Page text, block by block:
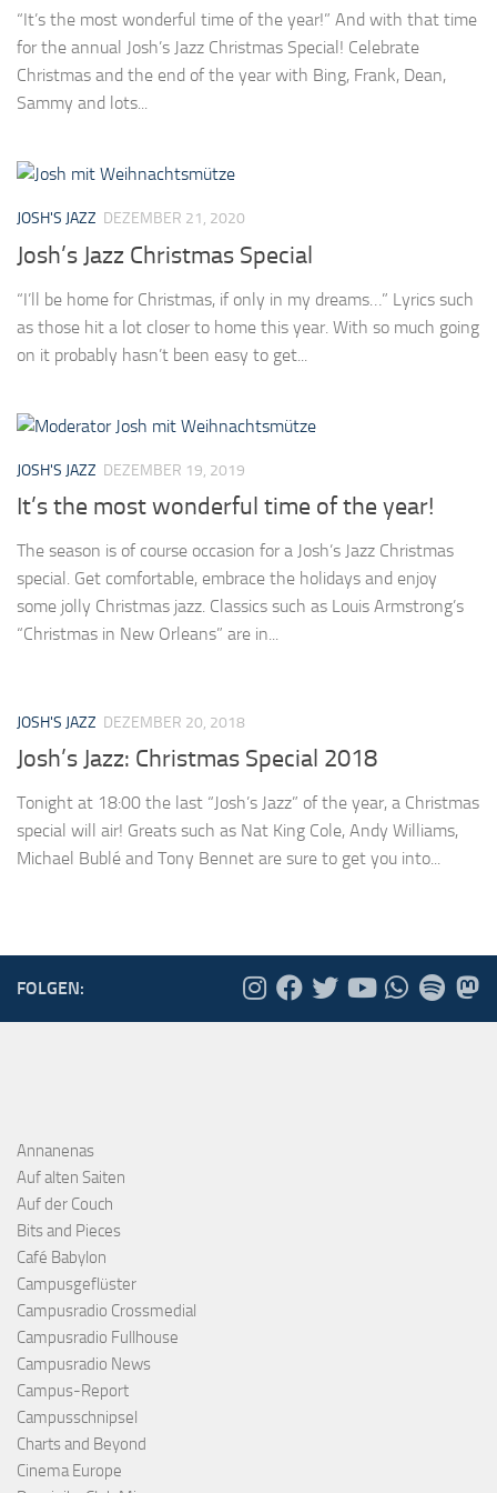
“It’s the most wonderful time of the year!” And with that time
for the annual Josh’s Jazz Christmas Special! Celebrate
Christmas and the end of the year with Bing, Frank, Dean,
Sammy and lots...
JOSH'S JAZZ DEZEMBER 21, 2020
Josh’s Jazz Christmas Special
“I’ll be home for Christmas, if only in my dreams…” Lyrics such
as those hit a lot closer to home this year. With so much going
on it probably hasn’t been easy to get...
JOSH'S JAZZ DEZEMBER 19, 2019
It’s the most wonderful time of the year!
The season is of course occasion for a Josh’s Jazz Christmas
special. Get comfortable, embrace the holidays and enjoy
some jolly Christmas jazz. Classics such as Louis Armstrong’s
“Christmas in New Orleans” are in...
JOSH'S JAZZ DEZEMBER 20, 2018
Josh’s Jazz: Christmas Special 2018
Tonight at 18:00 the last “Josh’s Jazz” of the year, a Christmas
special will air! Greats such as Nat King Cole, Andy Williams,
Michael Bublé and Tony Bennet are sure to get you into...
FOLGEN:
Annanenas
Auf alten Saiten
Auf der Couch
Bits and Pieces
Café Babylon
Campusgeflüster
Campusradio Crossmedial
Campusradio Fullhouse
Campusradio News
Campus-Report
Campusschnipsel
Charts and Beyond
Cinema Europe